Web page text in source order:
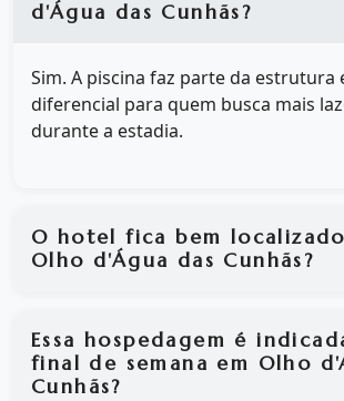
d'Água das Cunhãs?
Sim. A piscina faz parte da estrutura
diferencial para quem busca mais
durante a estadia.
O hotel fica bem
Olho d'Água das Cunhãs?
Essa hospedagem é
final de semana em Olho
Cunhãs?